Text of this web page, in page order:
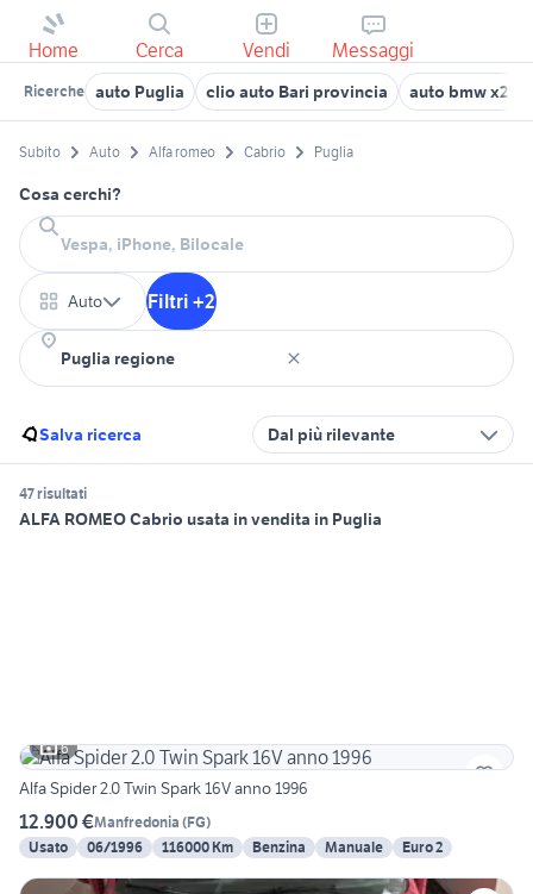
Home Cerca Vendi Messaggi
Ricerche auto Puglia clio auto Bari provincia auto bmw x2
Subito Auto Alfa romeo Cabrio Puglia
Cosa cerchi?
Auto Filtri +2
Salva ricerca Dal più rilevante
47 risultati
ALFA ROMEO Cabrio usata in vendita in Puglia
6
Alfa Spider 2.0 Twin Spark 16V anno 1996
12.900 €Manfredonia (FG)
Usato
06/1996 116000 Km Benzina Manuale Euro 2